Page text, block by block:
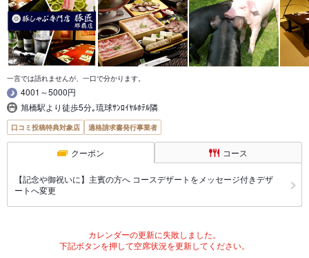
一言では語れませんが、一口で分かります。
4001～5000円
旭橋駅より徒歩5分｡琉球ｻﾝﾛｲﾔﾙﾎﾃﾙ隣
口コミ投稿特典対象店 適格請求書発行事業者
クーポン コース
【記念や御祝いに】主賓の方へ コースデザートをメッセージ付きデザ
ートへ変更
カレンダーの更新に失敗しました。
下記ボタンを押して空席状況を更新してください。